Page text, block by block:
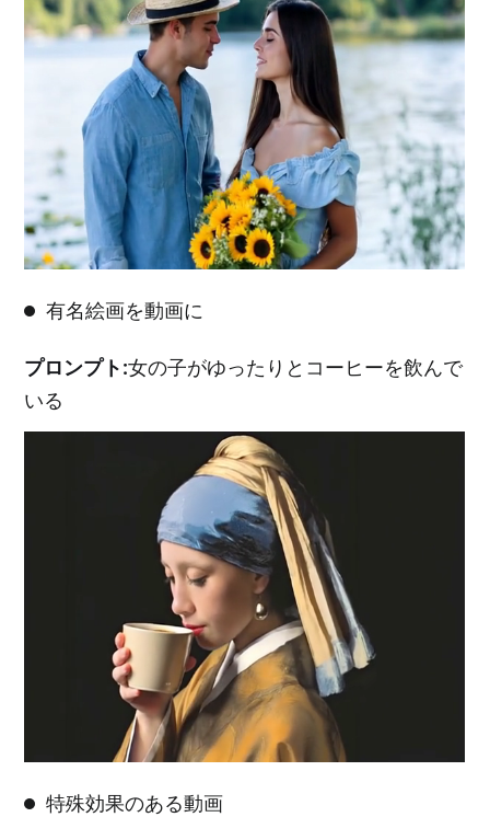
有名絵画を動画に
プロンプト:女の子がゆったりとコーヒーを飲んで
いる
特殊効果のある動画